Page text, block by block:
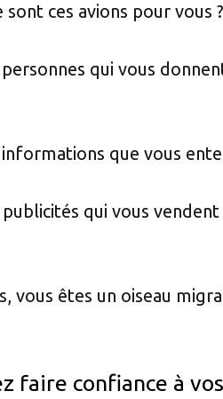
sont ces avions pour vous ?
qui vous
que vous
qui vous
vous êtes un oiseau
faire confiance à